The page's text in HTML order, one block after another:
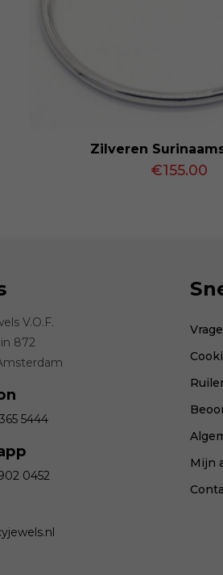
Zilveren
€155.00
V.O.F.
872
5444
0452
Mijn